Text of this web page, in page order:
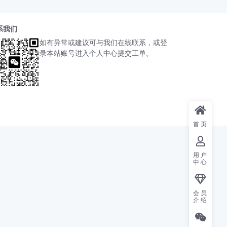
我们
如有异常或建议可与我们在线联系，或登
录本站账号进入个人中心提交工单。
首页
用户
中心
会员
介绍